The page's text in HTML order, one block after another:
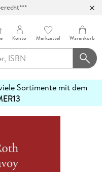
Konto Merkzettel Warenkorb
Sortimente mit dem